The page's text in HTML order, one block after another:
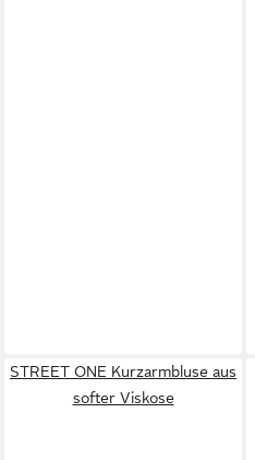
STREET ONE Kurzarmbluse aus
softer Viskose